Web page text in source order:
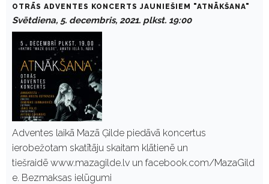
OTRĀS ADVENTES KONCERTS JAUNIEŠIEM "ATNĀKŠANA"
Svētdiena, 5. decembris, 2021. plkst. 19:00
Adventes laikā Mazā Ģilde piedāvā koncertus
ierobežotam skatītāju skaitam klātienē un
tiešraidē www.mazagilde.lv un facebook.com/MazaGild
e. Bezmaksas ielūgumi